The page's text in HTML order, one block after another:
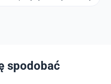
spodobać